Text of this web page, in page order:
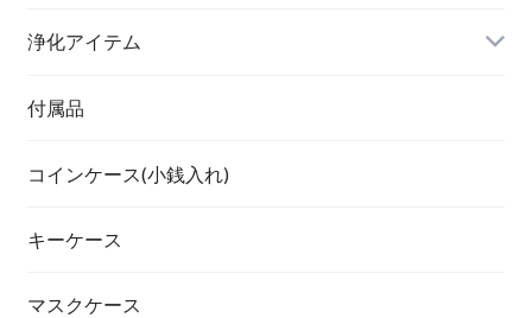
浄化アイテム
付属品
コインケース(小銭入れ)
キーケース
マスクケース